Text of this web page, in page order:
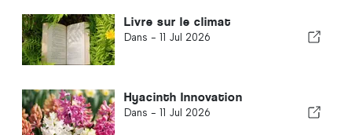
Livre sur le climat
Dans - 11 Jul 2026
Hyacinth Innovation
Dans - 11 Jul 2026